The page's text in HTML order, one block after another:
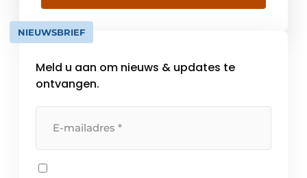
eigenlijke product ver overtreft, startte ifm
in oktober 1969. Na vele jaren intensieve […]
NIEUWSBRIEF
Meld u aan om nieuws & updates te
ontvangen.